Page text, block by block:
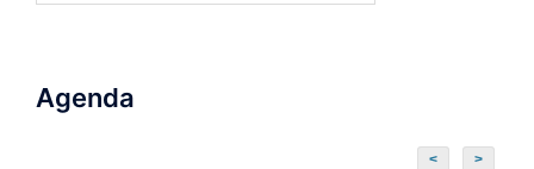
Agenda
< >